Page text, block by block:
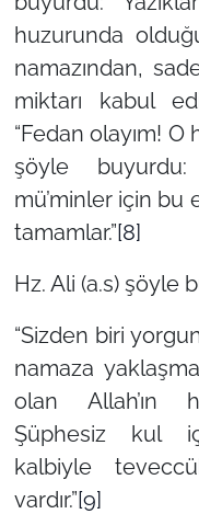
huzurunda
namazından,
miktarı kabul
“Fedan olayım!
şöyle buyurdu:
mü’minler için bu
tamamlar.”[8]
Hz. Ali (a.s) şöyle
“Sizden biri
namaza
olan Allah’ın
Şüphesiz kul
kalbiyle
vardır.”[9]